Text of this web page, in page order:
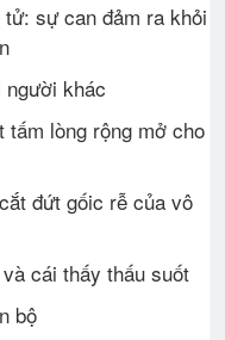
sự can đảm ra khỏi
khác
tấm lòng rộng mở cho
đứt gốic rễ của vô
cái thấy thấu suốt
bộ